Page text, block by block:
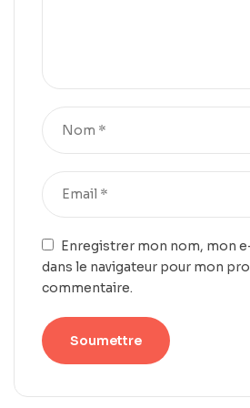
Enregistrer mon nom, mon
dans le navigateur pour mon
commentaire.